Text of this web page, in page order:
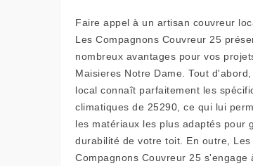
Faire appel à un artisan couvreur
Les Compagnons Couvreur 25
nombreux avantages pour vos
Maisieres Notre Dame. Tout
local connaît parfaitement les
climatiques de 25290, ce qui lui
les matériaux les plus adaptés pour
durabilité de votre toit. En outre, Les
Compagnons Couvreur 25 s'engage